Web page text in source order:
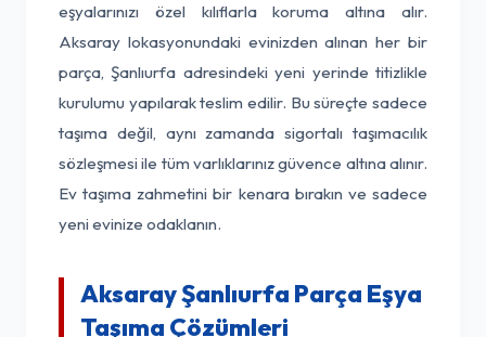
eşyalarınızı özel kılıflarla koruma altına alır.
Aksaray lokasyonundaki evinizden alınan her bir
parça, Şanlıurfa adresindeki yeni yerinde titizlikle
kurulumu yapılarak teslim edilir. Bu süreçte sadece
taşıma değil, aynı zamanda sigortalı taşımacılık
sözleşmesi ile tüm varlıklarınız güvence altına alınır.
Ev taşıma zahmetini bir kenara bırakın ve sadece
yeni evinize odaklanın.
Aksaray Şanlıurfa Parça Eşya
Taşıma Çözümleri